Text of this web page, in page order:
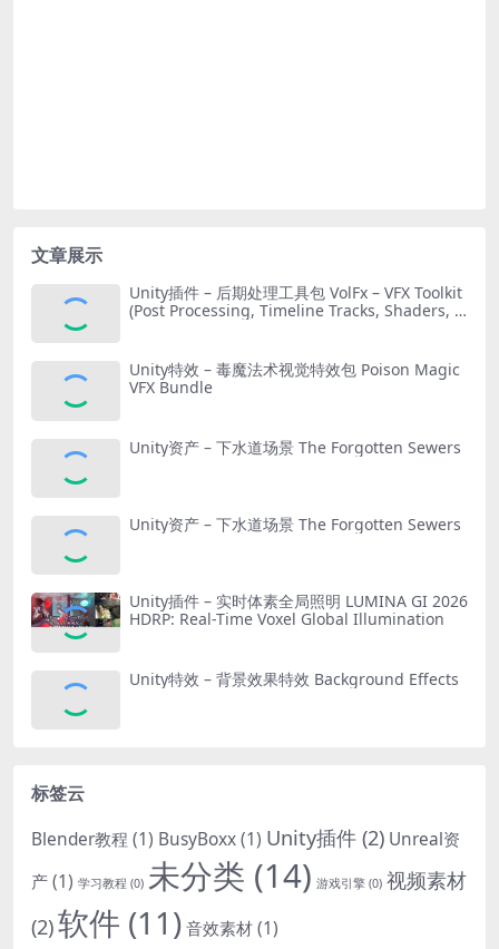
文章展示
Unity插件 – 后期处理工具包 VolFx – VFX Toolkit
(Post Processing, Timeline Tracks, Shaders, T
Unity特效 – 毒魔法术视觉特效包 Poison Magic
VFX Bundle
Unity资产 – 下水道场景 The Forgotten Sewers
Unity资产 – 下水道场景 The Forgotten Sewers
Unity插件 – 实时体素全局照明 LUMINA GI 2026
HDRP: Real-Time Voxel Global Illumination
Unity特效 – 背景效果特效 Background Effects
标签云
Blender教程 (1) BusyBoxx(1) Unity插件 (2) Unreal资
产(1) 学习教程 (0) 未分类 (14) 游戏引擎 (0) 视频素材
(2)软件 (11)音效素材(1)